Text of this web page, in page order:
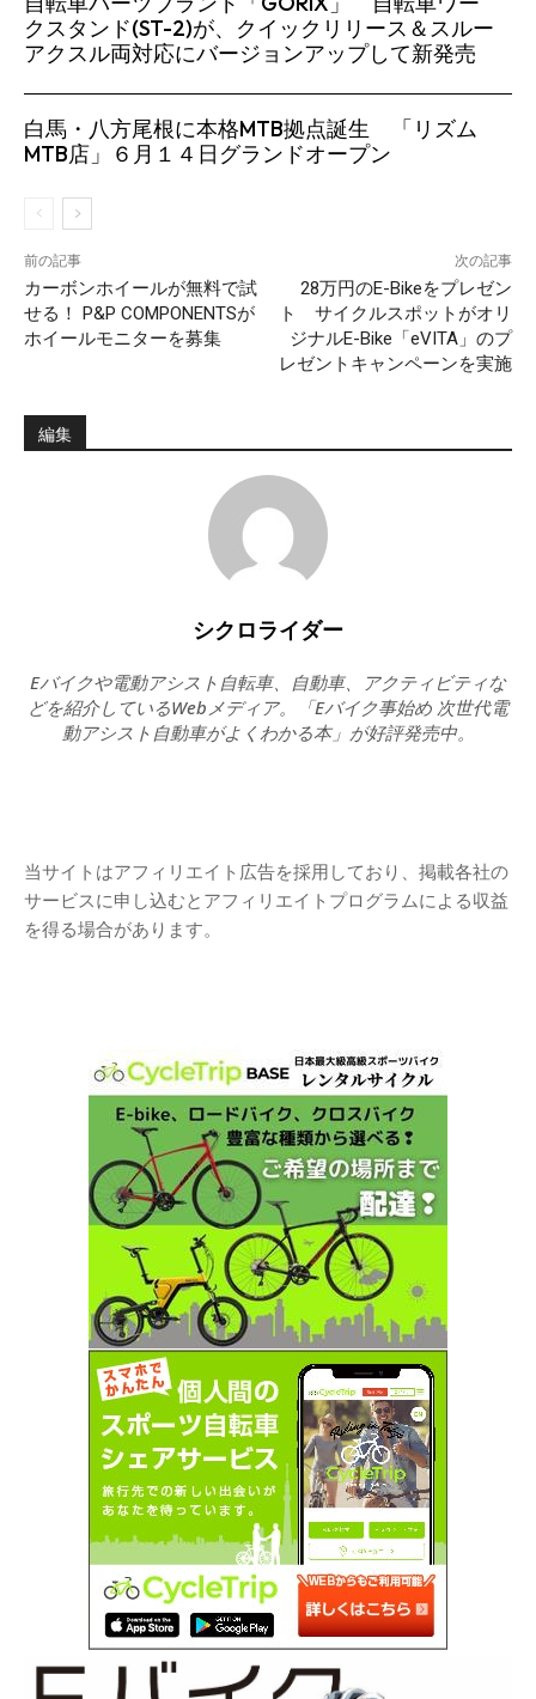
クスタンド(ST-2)が、クイックリリース＆スルー
アクスル両対応にバージョンアップして新発売
白馬・八方尾根に本格MTB拠点誕生 「リズム
MTB店」６月１４日グランドオープン
前の記事
カーボンホイールが無料で試
せる！ P&P COMPONENTSが
ホイールモニターを募集
次の記事
28万円のE-Bikeをプレゼン
ト サイクルスポットがオリ
ジナルE-Bike「eVITA」のプ
レゼントキャンペーンを実施
編集
シクロライダー
Eバイクや電動アシスト自転車、自動車、アクティビティな
どを紹介しているWebメディア。「Eバイク事始め 次世代電
動アシスト自動車がよくわかる本」が好評発売中。
当サイトはアフィリエイト広告を採用しており、掲載各社の
サービスに申し込むとアフィリエイトプログラムによる収益
を得る場合があります。